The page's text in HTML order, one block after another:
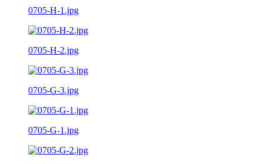
0705-H-1.jpg
0705-H-2.jpg
0705-G-3.jpg
0705-G-1.jpg